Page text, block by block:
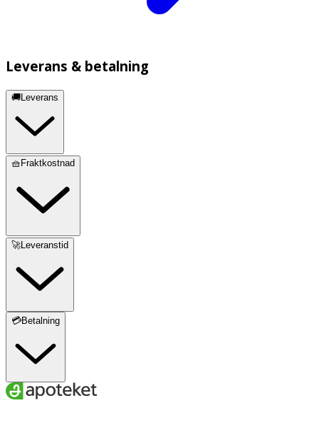
Leverans & betalning
🚚Leverans
🧺Fraktkostnad
🚀Leveranstid
💳Betalning